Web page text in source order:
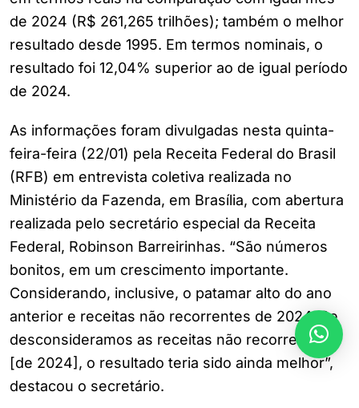
de 2024 (R$ 261,265 trilhões); também o melhor
resultado desde 1995. Em termos nominais, o
resultado foi 12,04% superior ao de igual período
de 2024.
As informações foram divulgadas nesta quinta-
feira-feira (22/01) pela Receita Federal do Brasil
(RFB) em entrevista coletiva realizada no
Ministério da Fazenda, em Brasília, com abertura
realizada pelo secretário especial da Receita
Federal, Robinson Barreirinhas. “São números
bonitos, em um crescimento importante.
Considerando, inclusive, o patamar alto do ano
anterior e receitas não recorrentes de 2024. Se
desconsideramos as receitas não recorrentes
[de 2024], o resultado teria sido ainda melhor”,
destacou o secretário.